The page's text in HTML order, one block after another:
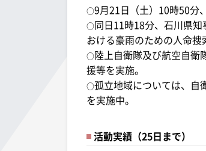
○9月21日（土）10時50分
○同日11時18分、石川県
おける豪雨のための人命捜
○陸上自衛隊及び航空自衛
援等を実施。
○孤立地域については、自
を実施中。
活動実績（25日まで）